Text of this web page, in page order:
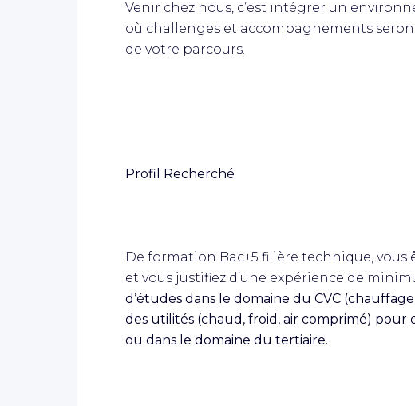
Venir chez nous, c’est intégrer un
où challenges et accompagnements
de votre parcours.
Profil Recherché
De formation Bac+5 filière technique, vous
et vous justifiez d’une expérience de
d’études dans le domaine du CVC
des utilités (chaud, froid, air comprimé) pour
ou dans le domaine du tertiaire.